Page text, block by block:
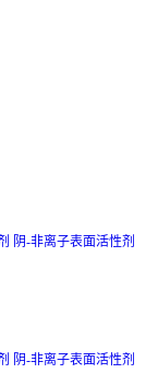
阴-非离子表面活性剂
阴-非离子表面活性剂